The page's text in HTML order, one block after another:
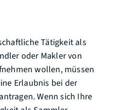
Tätigkeit als
oder Makler von
wollen, müssen
Erlaubnis bei der
Wenn sich Ihre